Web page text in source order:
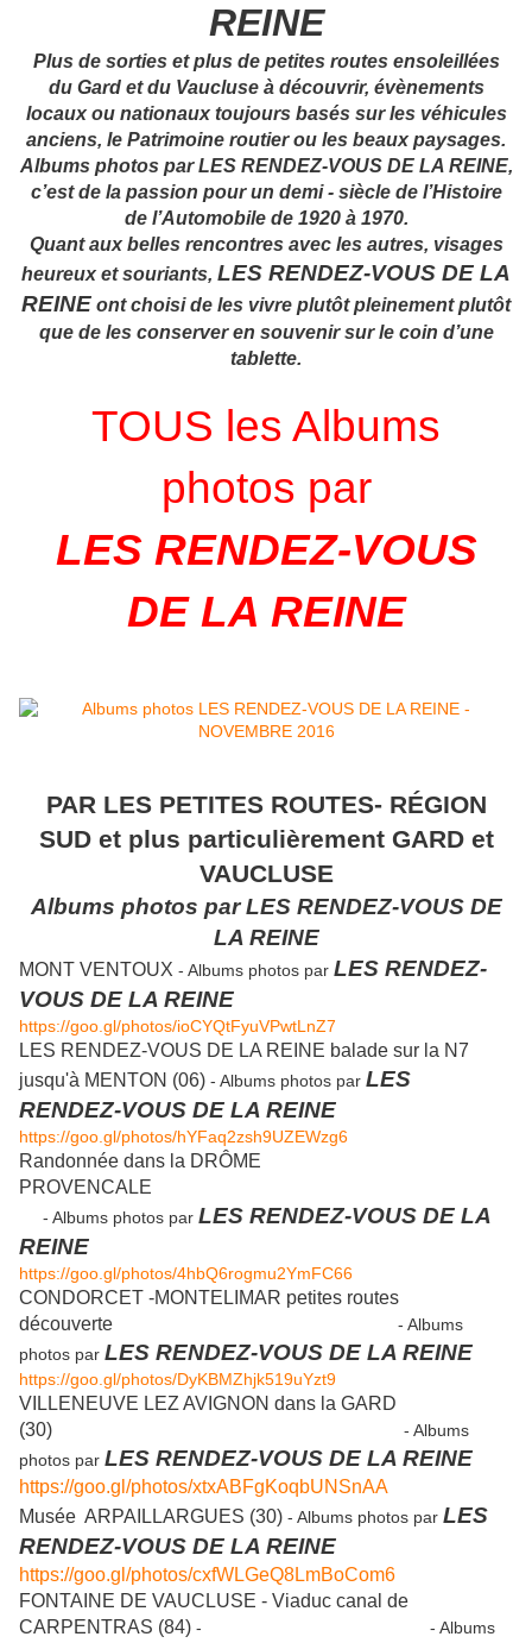
REINE
Plus de sorties et plus de petites routes ensoleillées
du Gard et du Vaucluse à découvrir, évènements
locaux ou nationaux toujours basés sur les véhicules
anciens, le Patrimoine routier ou les beaux paysages.
Albums photos par LES RENDEZ-VOUS DE LA REINE,
c’est de la passion pour un demi - siècle de l’Histoire
de l’Automobile de 1920 à 1970.
Quant aux belles rencontres avec les autres, visages
heureux et souriants, LES RENDEZ-VOUS DE LA
REINE ont choisi de les vivre plutôt pleinement plutôt
que de les conserver en souvenir sur le coin d’une
tablette.
TOUS les Albums
photos par
LES RENDEZ-VOUS
DE LA REINE
PAR LES PETITES ROUTES- RÉGION
SUD et plus particulièrement GARD et
VAUCLUSE
Albums photos par LES RENDEZ-VOUS DE
LA REINE
MONT VENTOUX - Albums photos par LES RENDEZ-
VOUS DE LA REINE
https://goo.gl/photos/ioCYQtFyuVPwtLnZ7
LES RENDEZ-VOUS DE LA REINE balade sur la N7
jusqu'à MENTON (06) - Albums photos par LES
RENDEZ-VOUS DE LA REINE
https://goo.gl/photos/hYFaq2zsh9UZEWzg6
Randonnée dans la DRÔME
PROVENCALE
- Albums photos par LES RENDEZ-VOUS DE LA
REINE
https://goo.gl/photos/4hbQ6rogmu2YmFC66
CONDORCET -MONTELIMAR petites routes
découverte - Albums
photos par LES RENDEZ-VOUS DE LA REINE
https://goo.gl/photos/DyKBMZhjk519uYzt9
VILLENEUVE LEZ AVIGNON dans la GARD
(30) - Albums
photos par LES RENDEZ-VOUS DE LA REINE
https://goo.gl/photos/xtxABFgKoqbUNSnAA
Musée ARPAILLARGUES (30) - Albums photos par LES
RENDEZ-VOUS DE LA REINE
https://goo.gl/photos/cxfWLGeQ8LmBoCom6
FONTAINE DE VAUCLUSE - Viaduc canal de
CARPENTRAS (84) - - Albums